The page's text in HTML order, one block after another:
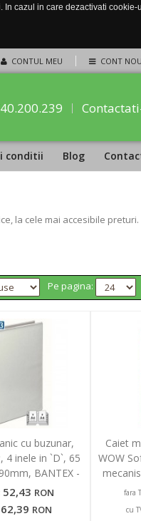
cazul in care dezactivati
CONTUL MEU CONT NOU
conditii Blog
la cele mai accesibile
Pe pagina:
cu buzunar,
4 inele in `D`, 65
BANTEX -
alb
52,43 RON
62,39 RON
Caiet
WOW
fara
cu